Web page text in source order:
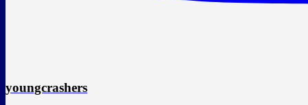
youngcrashers